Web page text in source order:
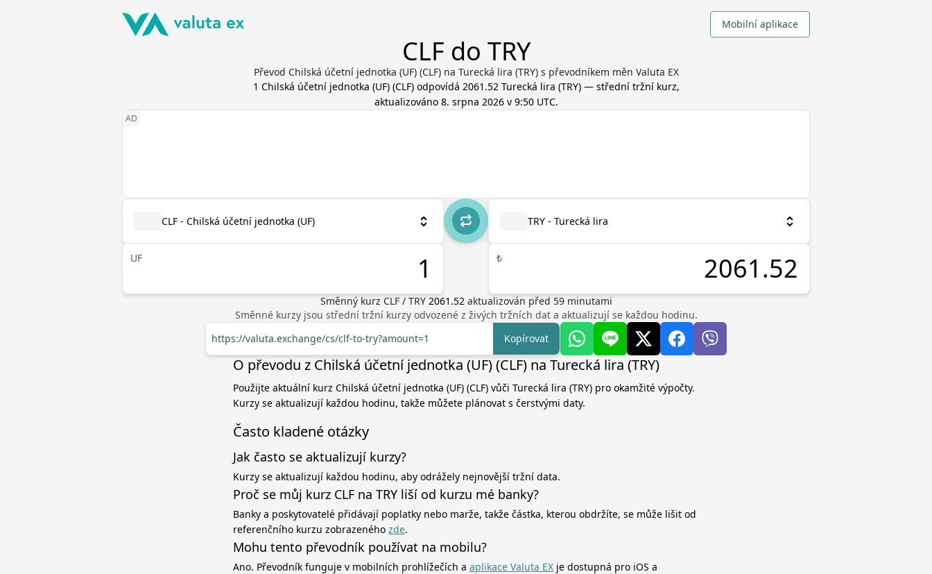
Mobilní aplikace
CLF do TRY
Převod Chilská účetní jednotka (UF) (CLF) na Turecká lira (TRY) s převodníkem měn Valuta EX
1 Chilská účetní jednotka (UF)(CLF) odpovídá 2061.52 Turecká lira (TRY) — střední tržní kurz,
aktualizováno 8. srpna 2026 v 9:50 UTC.
CLF - Chilská účetní jednotka (UF)
UF
TRY - Turecká lira
₺
Směnný kurz CLF/ TRY 2061.52 aktualizován před 59minutami
Směnné kurzy jsou střední tržní kurzy odvozené z živých tržních dat a aktualizují se každou hodinu.
https://valuta.exchange/cs/clf-to-try?amount=1
Kopírovat
O převodu z Chilská účetní jednotka (UF) (CLF) na Turecká lira (TRY)
Použijte aktuální kurz Chilská účetní jednotka (UF) (CLF) vůči Turecká lira (TRY) pro okamžité výpočty.
Kurzy se aktualizují každou hodinu, takže můžete plánovat s čerstvými daty.
Často kladené otázky
Jak často se aktualizují kurzy?
Kurzy se aktualizují každou hodinu, aby odrážely nejnovější tržní data.
Proč se můj kurz CLF na TRY liší od kurzu mé banky?
Banky a poskytovatelé přidávají poplatky nebo marže, takže částka, kterou obdržíte, se může lišit od
referenčního kurzu zobrazeného zde.
Mohu tento převodník používat na mobilu?
Ano. Převodník funguje v mobilních prohlížečích a aplikace Valuta EX je dostupná pro iOS a